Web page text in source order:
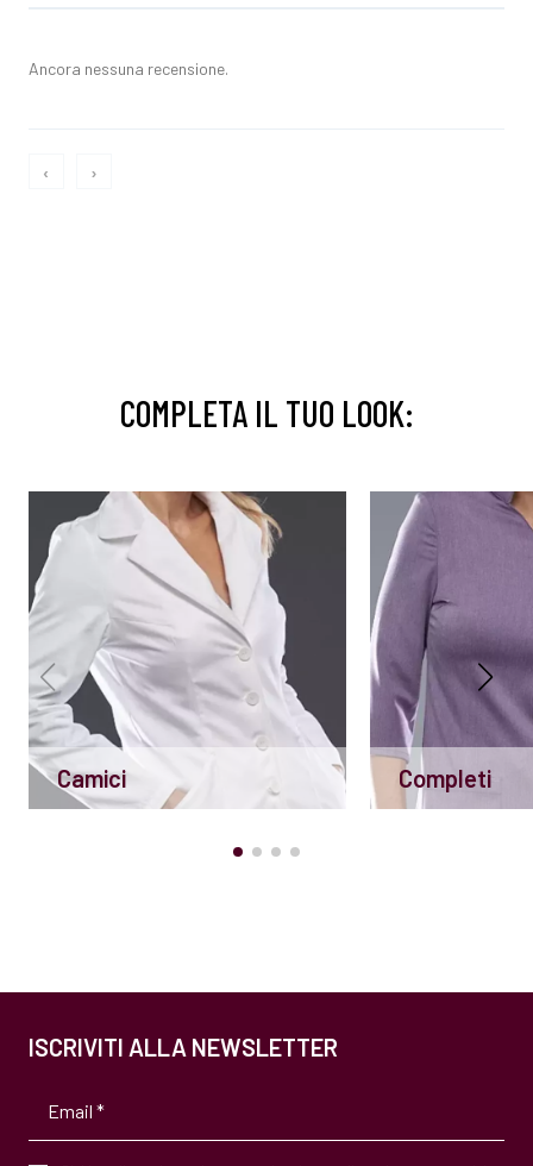
Ancora nessuna recensione.
‹ ›
COMPLETA IL TUO LOOK:
Camici Completi
ISCRIVITI ALLA NEWSLETTER